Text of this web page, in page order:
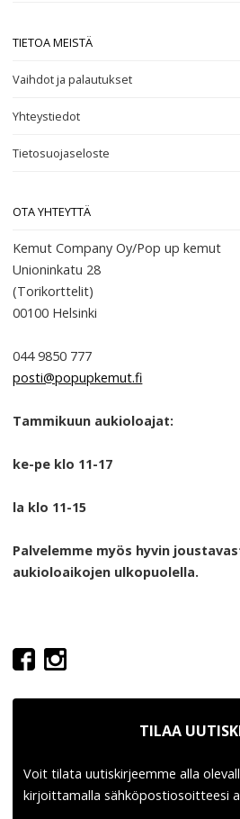
TIETOA MEISTÄ
Vaihdot ja palautukset
Yhteystiedot
Tietosuojaseloste
OTA YHTEYTTÄ
Kemut Company Oy/Pop up kemut
Unioninkatu 28
(Torikorttelit)
00100 Helsinki
044 9850 777
posti@popupkemut.fi
Tammikuun aukioloajat:
ke-pe klo 11-17
la klo 11-15
Palvelemme myös hyvin
aukioloaikojen ulkopuolella.
TILAA
Voit tilata uutiskirjeemme alla
kirjoittamalla sähköpostiosoitteesi